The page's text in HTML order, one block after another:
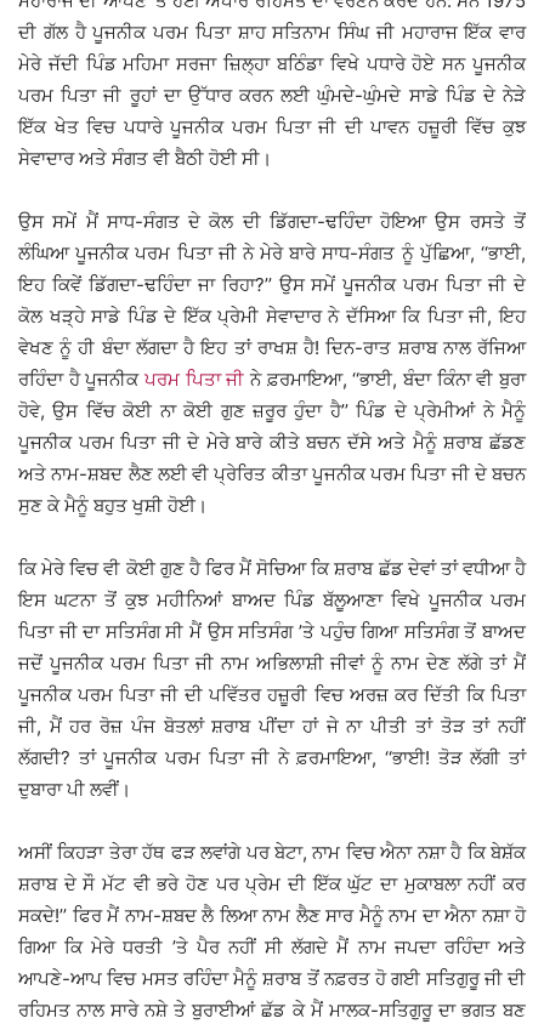
ਦੀ ਗੱਲ ਹੈ ਪੂਜਨੀਕ ਪਰਮ ਪਿਤਾ ਸ਼ਾਹ ਸਤਿਨਾਮ ਸਿੰਘ ਜੀ ਮਹਾਰਾਜ ਇੱਕ ਵਾਰ
ਮੇਰੇ ਜੱਦੀ ਪਿੰਡ ਮਹਿਮਾ ਸਰਜਾ ਜ਼ਿਲ੍ਹਾ ਬਠਿੰਡਾ ਵਿਖੇ ਪਧਾਰੇ ਹੋਏ ਸਨ ਪੂਜਨੀਕ
ਪਰਮ ਪਿਤਾ ਜੀ ਰੂਹਾਂ ਦਾ ਉੱਧਾਰ ਕਰਨ ਲਈ ਘੁੰਮਦੇ-ਘੁੰਮਦੇ ਸਾਡੇ ਪਿੰਡ ਦੇ ਨੇੜੇ
ਇੱਕ ਖੇਤ ਵਿਚ ਪਧਾਰੇ ਪੂਜਨੀਕ ਪਰਮ ਪਿਤਾ ਜੀ ਦੀ ਪਾਵਨ ਹਜ਼ੂਰੀ ਵਿੱਚ ਕੁਝ
ਸੇਵਾਦਾਰ ਅਤੇ ਸੰਗਤ ਵੀ ਬੈਠੀ ਹੋਈ ਸੀ।
ਉਸ ਸਮੇਂ ਮੈਂ ਸਾਧ-ਸੰਗਤ ਦੇ ਕੋਲ ਦੀ ਡਿੱਗਦਾ-ਢਹਿੰਦਾ ਹੋਇਆ ਉਸ ਰਸਤੇ ਤੋਂ
ਲੰਘਿਆ ਪੂਜਨੀਕ ਪਰਮ ਪਿਤਾ ਜੀ ਨੇ ਮੇਰੇ ਬਾਰੇ ਸਾਧ-ਸੰਗਤ ਨੂੰ ਪੁੱਛਿਆ, ‘‘ਭਾਈ,
ਇਹ ਕਿਵੇਂ ਡਿੱਗਦਾ-ਢਹਿੰਦਾ ਜਾ ਰਿਹਾ?’’ ਉਸ ਸਮੇਂ ਪੂਜਨੀਕ ਪਰਮ ਪਿਤਾ ਜੀ ਦੇ
ਕੋਲ ਖੜ੍ਹੇ ਸਾਡੇ ਪਿੰਡ ਦੇ ਇੱਕ ਪ੍ਰੇਮੀ ਸੇਵਾਦਾਰ ਨੇ ਦੱਸਿਆ ਕਿ ਪਿਤਾ ਜੀ, ਇਹ
ਵੇਖਣ ਨੂੰ ਹੀ ਬੰਦਾ ਲੱਗਦਾ ਹੈ ਇਹ ਤਾਂ ਰਾਖਸ਼ ਹੈ! ਦਿਨ-ਰਾਤ ਸ਼ਰਾਬ ਨਾਲ ਰੱਜਿਆ
ਰਹਿੰਦਾ ਹੈ ਪੂਜਨੀਕ ਪਰਮ ਪਿਤਾ ਜੀ ਨੇ ਫ਼ਰਮਾਇਆ, ‘‘ਭਾਈ, ਬੰਦਾ ਕਿੰਨਾ ਵੀ ਬੁਰਾ
ਹੋਵੇ, ਉਸ ਵਿੱਚ ਕੋਈ ਨਾ ਕੋਈ ਗੁਣ ਜ਼ਰੂਰ ਹੁੰਦਾ ਹੈ’’ ਪਿੰਡ ਦੇ ਪ੍ਰੇਮੀਆਂ ਨੇ ਮੈਨੂੰ
ਪੂਜਨੀਕ ਪਰਮ ਪਿਤਾ ਜੀ ਦੇ ਮੇਰੇ ਬਾਰੇ ਕੀਤੇ ਬਚਨ ਦੱਸੇ ਅਤੇ ਮੈਨੂੰ ਸ਼ਰਾਬ ਛੱਡਣ
ਅਤੇ ਨਾਮ-ਸ਼ਬਦ ਲੈਣ ਲਈ ਵੀ ਪ੍ਰੇਰਿਤ ਕੀਤਾ ਪੂਜਨੀਕ ਪਰਮ ਪਿਤਾ ਜੀ ਦੇ ਬਚਨ
ਸੁਣ ਕੇ ਮੈਨੂੰ ਬਹੁਤ ਖੁਸ਼ੀ ਹੋਈ।
ਕਿ ਮੇਰੇ ਵਿਚ ਵੀ ਕੋਈ ਗੁਣ ਹੈ ਫਿਰ ਮੈਂ ਸੋਚਿਆ ਕਿ ਸ਼ਰਾਬ ਛੱਡ ਦੇਵਾਂ ਤਾਂ ਵਧੀਆ ਹੈ
ਇਸ ਘਟਨਾ ਤੋਂ ਕੁਝ ਮਹੀਨਿਆਂ ਬਾਅਦ ਪਿੰਡ ਬੱਲੂਆਣਾ ਵਿਖੇ ਪੂਜਨੀਕ ਪਰਮ
ਪਿਤਾ ਜੀ ਦਾ ਸਤਿਸੰਗ ਸੀ ਮੈਂ ਉਸ ਸਤਿਸੰਗ ’ਤੇ ਪਹੁੰਚ ਗਿਆ ਸਤਿਸੰਗ ਤੋਂ ਬਾਅਦ
ਜਦੋਂ ਪੂਜਨੀਕ ਪਰਮ ਪਿਤਾ ਜੀ ਨਾਮ ਅਭਿਲਾਸ਼ੀ ਜੀਵਾਂ ਨੂੰ ਨਾਮ ਦੇਣ ਲੱਗੇ ਤਾਂ ਮੈਂ
ਪੂਜਨੀਕ ਪਰਮ ਪਿਤਾ ਜੀ ਦੀ ਪਵਿੱਤਰ ਹਜ਼ੂਰੀ ਵਿਚ ਅਰਜ਼ ਕਰ ਦਿੱਤੀ ਕਿ ਪਿਤਾ
ਜੀ, ਮੈਂ ਹਰ ਰੋਜ਼ ਪੰਜ ਬੋਤਲਾਂ ਸ਼ਰਾਬ ਪੀਂਦਾ ਹਾਂ ਜੇ ਨਾ ਪੀਤੀ ਤਾਂ ਤੋੜ ਤਾਂ ਨਹੀਂ
ਲੱਗਦੀ? ਤਾਂ ਪੂਜਨੀਕ ਪਰਮ ਪਿਤਾ ਜੀ ਨੇ ਫ਼ਰਮਾਇਆ, ‘‘ਭਾਈ! ਤੋੜ ਲੱਗੀ ਤਾਂ
ਦੁਬਾਰਾ ਪੀ ਲਵੀਂ।
ਅਸੀਂ ਕਿਹੜਾ ਤੇਰਾ ਹੱਥ ਫੜ ਲਵਾਂਗੇ ਪਰ ਬੇਟਾ, ਨਾਮ ਵਿਚ ਐਨਾ ਨਸ਼ਾ ਹੈ ਕਿ ਬੇਸ਼ੱਕ
ਸ਼ਰਾਬ ਦੇ ਸੌ ਮੱਟ ਵੀ ਭਰੇ ਹੋਣ ਪਰ ਪ੍ਰੇਮ ਦੀ ਇੱਕ ਘੁੱਟ ਦਾ ਮੁਕਾਬਲਾ ਨਹੀਂ ਕਰ
ਸਕਦੇ!’’ ਫਿਰ ਮੈਂ ਨਾਮ-ਸ਼ਬਦ ਲੈ ਲਿਆ ਨਾਮ ਲੈਣ ਸਾਰ ਮੈਨੂੰ ਨਾਮ ਦਾ ਐਨਾ ਨਸ਼ਾ ਹੋ
ਗਿਆ ਕਿ ਮੇਰੇ ਧਰਤੀ ’ਤੇ ਪੈਰ ਨਹੀਂ ਸੀ ਲੱਗਦੇ ਮੈਂ ਨਾਮ ਜਪਦਾ ਰਹਿੰਦਾ ਅਤੇ
ਆਪਣੇ-ਆਪ ਵਿਚ ਮਸਤ ਰਹਿੰਦਾ ਮੈਨੂੰ ਸ਼ਰਾਬ ਤੋਂ ਨਫ਼ਰਤ ਹੋ ਗਈ ਸਤਿਗੁਰੂ ਜੀ ਦੀ
ਰਹਿਮਤ ਨਾਲ ਸਾਰੇ ਨਸ਼ੇ ਤੇ ਬੁਰਾਈਆਂ ਛੱਡ ਕੇ ਮੈਂ ਮਾਲਕ-ਸਤਿਗੁਰੂ ਦਾ ਭਗਤ ਬਣ